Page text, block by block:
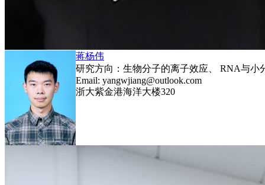
蒋杨伟
研究方向：生物分子的离子效应、 RNA与小
Email: yangwjiang@outlook.com
浙大紫金港海洋大楼320